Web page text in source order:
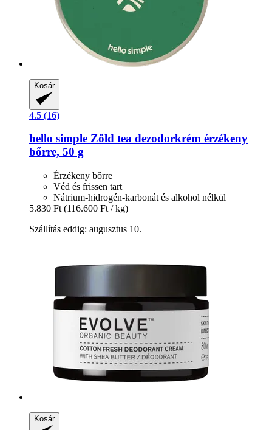
Kosár
4.5 (16)
hello simple Zöld tea dezodorkrém érzékeny
bőrre, 50 g
Érzékeny bőrre
Véd és frissen tart
Nátrium-hidrogén-karbonát és alkohol nélkül
5.830 Ft (116.600 Ft / kg)
Szállítás eddig: augusztus 10.
Kosár